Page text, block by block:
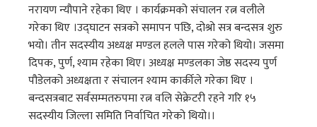
नरायण न्यौपाने रहेका थिए । कार्यक्रमको संचालन रत्न वलीले
गरेका थिए ।उद्घाटन सत्रको समापन पछि, दोश्रो सत्र बन्दसत्र शुरु
भयो। तीन सदस्यीय अध्यक्ष मण्डल हलले पास गरेको थियो। जसमा
दिपक, पुर्ण, श्याम रहेका थिए। अध्यक्ष मण्डलका जेष्ठ सदस्य पुर्ण
पौडेलको अध्यक्षता र संचालन श्याम कार्कीले गरेका थिए ।
बन्दसत्रबाट सर्वसम्मतरुपमा रत्न वलि सेक्रेटरी रहने गरि १५
सदस्यीय जिल्ला समिति निर्वाचित गरेको थियो।।